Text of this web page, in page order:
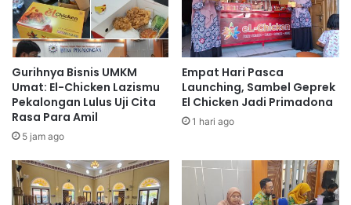
Gurihnya Bisnis UMKM
Umat: El-Chicken Lazismu
Pekalongan Lulus Uji Cita
Rasa Para Amil
5 jam ago
Empat Hari Pasca
Launching, Sambel Geprek
El Chicken Jadi Primadona
1 hari ago